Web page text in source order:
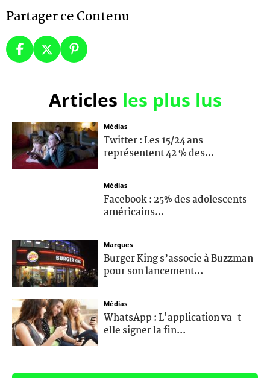
Partager ce Contenu
Articles les plus lus
Médias
Twitter : Les 15/24 ans
représentent 42 % des...
Médias
Facebook : 25% des adolescents
américains...
Marques
Burger King s’associe à Buzzman
pour son lancement...
Médias
WhatsApp : L'application va-t-
elle signer la fin...